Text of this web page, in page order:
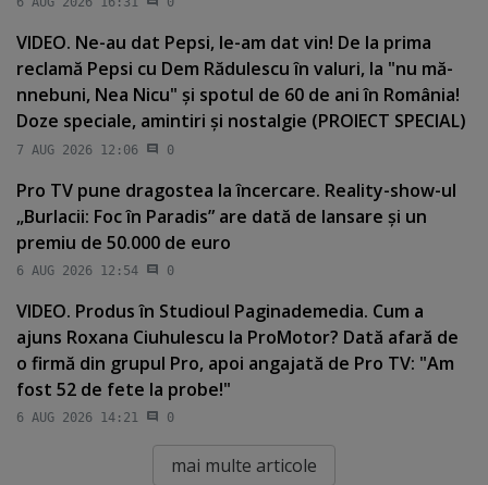
VIDEO. Ne-au dat Pepsi, le-am dat vin! De la prima
reclamă Pepsi cu Dem Rădulescu în valuri, la "nu mă-
nnebuni, Nea Nicu" şi spotul de 60 de ani în România!
Doze speciale, amintiri şi nostalgie (PROIECT SPECIAL)
7 AUG 2026 12:06 0
Pro TV pune dragostea la încercare. Reality-show-ul
„Burlacii: Foc în Paradis” are dată de lansare şi un
premiu de 50.000 de euro
6 AUG 2026 12:54 0
VIDEO. Produs în Studioul Paginademedia. Cum a
ajuns Roxana Ciuhulescu la ProMotor? Dată afară de
o firmă din grupul Pro, apoi angajată de Pro TV: "Am
fost 52 de fete la probe!"
6 AUG 2026 14:21 0
mai multe articole